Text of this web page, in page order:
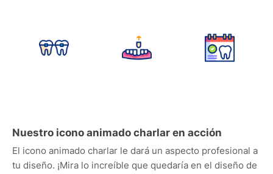
Nuestro icono animado charlar en acción
El icono animado charlar le dará un aspecto profesional a
tu diseño. ¡Mira lo increíble que quedaría en el diseño de